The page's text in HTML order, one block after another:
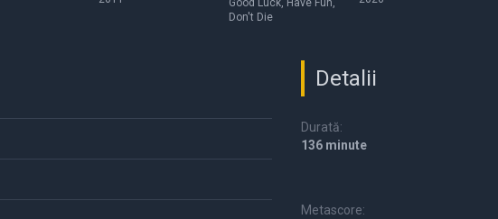
Good Luck, Have Fun,
Don't Die
Detalii
Durată:
136 minute
Metascore: